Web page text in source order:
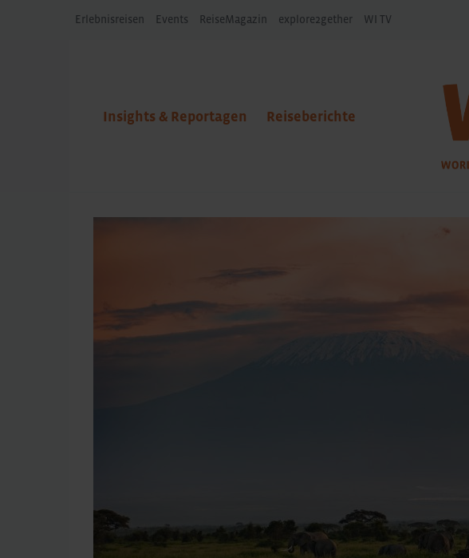
Erlebnisreisen Events ReiseMagazin explore2gether WI TV
Insights & Reportagen Reiseberichte